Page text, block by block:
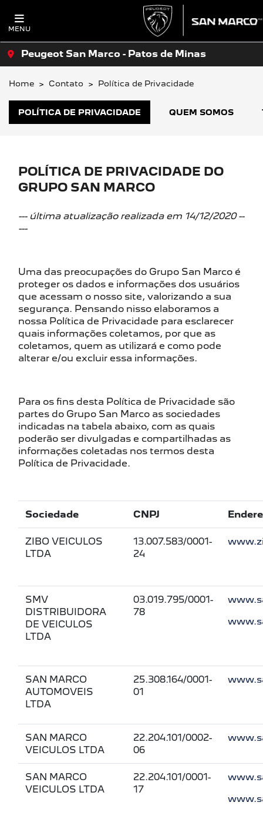
MENU
Peugeot San Marco - Patos de Minas
Home Contato Política de Privacidade
QUEM SOMOS
POLÍTICA DE PRIVACIDADE
POLÍTICA DE PRIVACIDADE DO
GRUPO SAN MARCO
--- última atualização realizada em 14/12/2020 --
---
Uma das preocupações do Grupo San Marco é
proteger os dados e informações dos usuários
que acessam o nosso site, valorizando a sua
segurança. Pensando nisso elaboramos a
nossa Política de Privacidade para esclarecer
quais informações coletamos, por que as
coletamos, quem as utilizará e como pode
alterar e/ou excluir essa informações.
Para os fins desta Política de Privacidade são
partes do Grupo San Marco as sociedades
indicadas na tabela abaixo, com as quais
poderão ser divulgadas e compartilhadas as
informações coletadas nos termos desta
Política de Privacidade.
Sociedade CNPJ
ZIBO VEICULOS
LTDA
13.007.583/0001-
24
SMV
DISTRIBUIDORA
DE VEICULOS
LTDA
03.019.795/0001-
78
SAN MARCO
AUTOMOVEIS
LTDA
25.308.164/0001-
01
SAN MARCO
VEICULOS LTDA
22.204.101/0002-
06
SAN MARCO
VEICULOS LTDA
22.204.101/0001-
17